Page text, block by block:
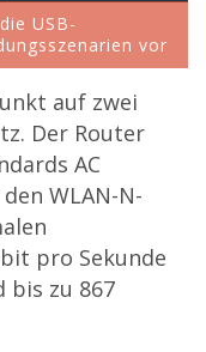
USB-
vor
auf zwei
Der Router
AC
WLAN-N-
pro Sekunde
bis zu 867